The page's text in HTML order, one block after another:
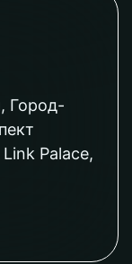
Город-
Palace,